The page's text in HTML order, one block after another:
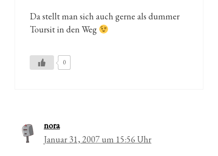
Da stellt man sich auch gerne als dummer
Toursit in den Weg
0
nora
Januar 31, 2007 um 15:56 Uhr